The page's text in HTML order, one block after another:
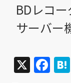
BDレコ
サーバー
X